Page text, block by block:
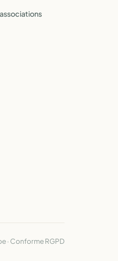
· Conforme RGPD